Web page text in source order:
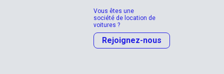
Vous êtes une
société de location de
voitures ?
Rejoignez-nous